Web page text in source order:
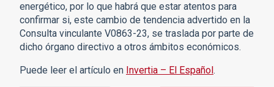
energético, por lo que habrá que estar atentos para
confirmar si, este cambio de tendencia advertido en la
Consulta vinculante V0863-23, se traslada por parte de
dicho órgano directivo a otros ámbitos económicos.
Puede leer el artículo en Invertia – El Español.